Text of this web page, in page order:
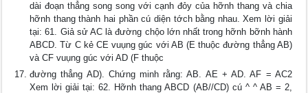
dài đoạn thẳng song song với cạnh đỏy của hỡnh thang và chia
hỡnh thang thành hai phần cú diện tớch bằng nhau. Xem lời giải
tại: 61. Giả sử AC là đường chộo lớn nhất trong hỡnh bỡnh hành
ABCD. Từ C kẻ CE vuụng gúc với AB (E thuộc đường thẳng AB)
và CF vuụng gúc với AD (F thuộc
đường thẳng AD). Chứng minh rằng: AB. AE + AD. AF = AC2
Xem lời giải tại: 62. Hỡnh thang ABCD (AB//CD) cú ^ ^ AB = 2,